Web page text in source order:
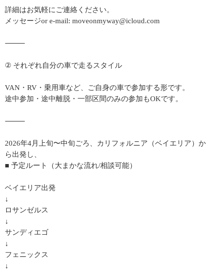
詳細はお気軽にご連絡ください。
メッセージor e-mail: moveonmyway@icloud.com
⸻
② それぞれ自分の車で走るスタイル
VAN・RV・乗用車など、ご自身の車で参加する形です。
途中参加・途中離脱・一部区間のみの参加もOKです。
⸻
2026年4月上旬〜中旬ごろ、カリフォルニア（ベイエリア）か
ら出発し、
■ 予定ルート（大まかな流れ/相談可能）
ベイエリア出発
↓
ロサンゼルス
↓
サンディエゴ
↓
フェニックス
↓